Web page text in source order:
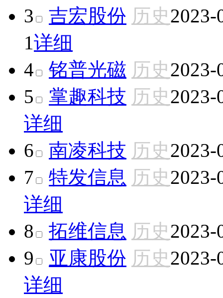
3
吉宏股份 历史2023-
1详细
4
铭普光磁 历史2023-
5
掌趣科技 历史2023-
详细
6
南凌科技 历史2023-
7
特发信息 历史2023-
详细
8
拓维信息 历史2023-
9
亚康股份 历史2023-
详细